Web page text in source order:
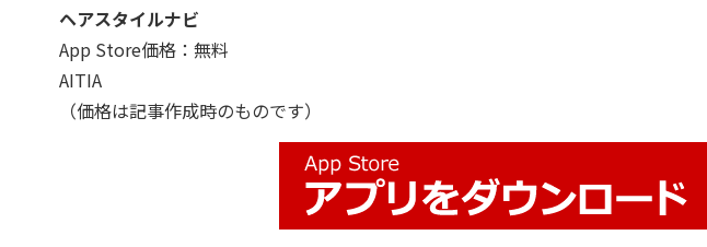
ヘアスタイルナビ
App Store価格：無料
AITIA
（価格は記事作成時のものです）